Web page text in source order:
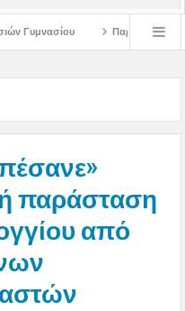
πρώτης εβδομάδος
παράσταση
από